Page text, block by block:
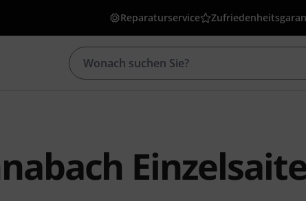
Reparaturservice